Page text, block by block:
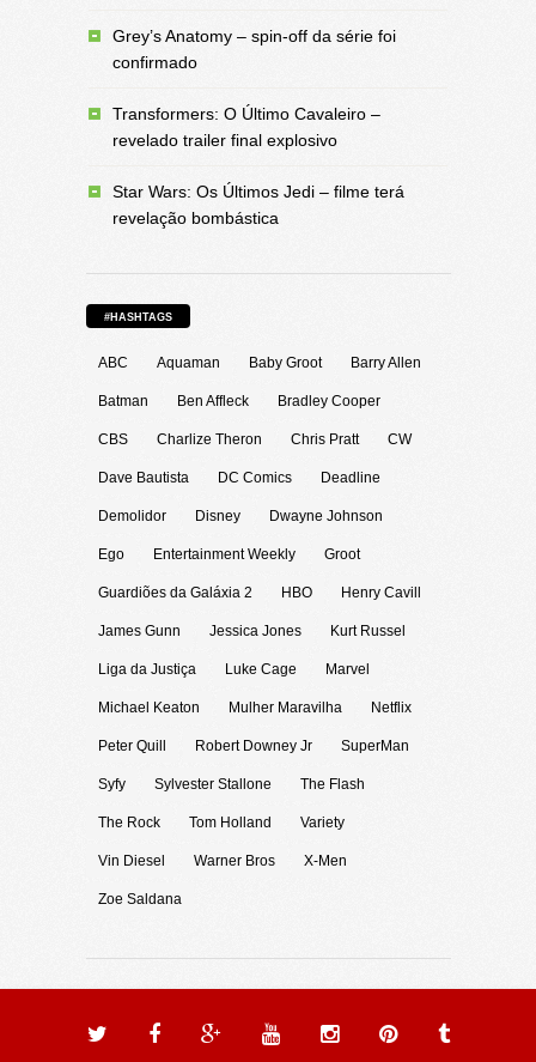
Grey’s Anatomy – spin-off da série foi
confirmado
Transformers: O Último Cavaleiro –
revelado trailer final explosivo
Star Wars: Os Últimos Jedi – filme terá
revelação bombástica
#HASHTAGS
ABC Aquaman Baby Groot Barry Allen
Batman Ben Affleck Bradley Cooper
CBS Charlize Theron Chris Pratt CW
Dave Bautista DC Comics Deadline
Demolidor Disney Dwayne Johnson
Ego Entertainment Weekly Groot
Guardiões da Galáxia 2 HBO Henry Cavill
James Gunn Jessica Jones Kurt Russel
Liga da Justiça Luke Cage Marvel
Michael Keaton Mulher Maravilha Netflix
Peter Quill Robert Downey Jr SuperMan
Syfy Sylvester Stallone The Flash
The Rock Tom Holland Variety
Vin Diesel Warner Bros X-Men
Zoe Saldana